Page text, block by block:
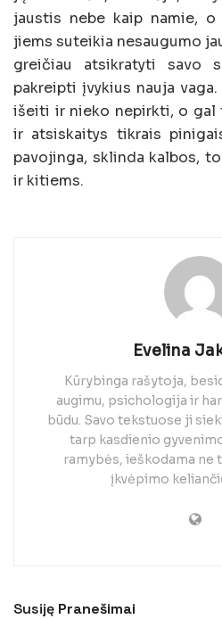
jaustis nebe kaip namie,
jiems suteikia nesaugumo
greičiau atsikratyti savo
pakreipti įvykius nauja
išeiti ir nieko nepirkti, o gal
ir atsiskaitys tikrais
pavojinga, sklinda kalbos,
ir kitiems.
Evelina
Kūrybinga rašytoja,
augimu, psichologija ir
būdu. Savo tekstuose ji
tarp kasdienio
ramybės, ieškodama ne
įkvėpimo
Susiję Pranešimai